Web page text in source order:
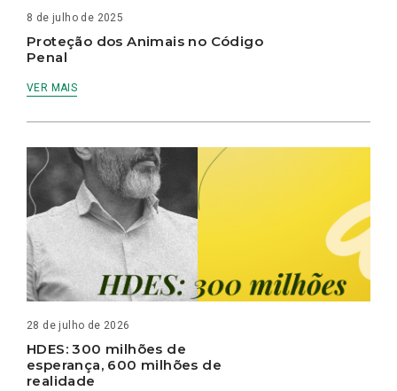
8 de julho de 2025
Proteção dos Animais no Código
Penal
VER MAIS
28 de julho de 2026
HDES: 300 milhões de
esperança, 600 milhões de
realidade